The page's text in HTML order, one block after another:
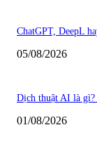
ChatGPT, DeepL
05/08/2026
Dịch thuật AI là gì?
01/08/2026